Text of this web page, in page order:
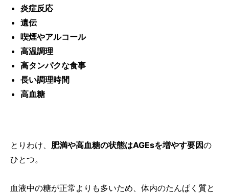
炎症反応
遺伝
喫煙やアルコール
高温調理
高タンパクな食事
長い調理時間
高血糖
とりわけ、 肥満や高血糖の状態はAGEsを増やす要因の
ひとつ。
血液中の糖が正常よりも多いため、体内のたんぱく質と